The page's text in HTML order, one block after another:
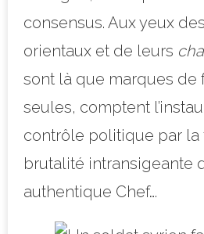
consensus. Aux yeux
orientaux et de leurs
sont là que marques de
seules, comptent
contrôle politique par la
brutalité intransigeante
authentique Chef….